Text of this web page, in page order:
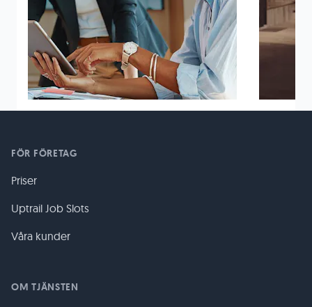
FÖR FÖRETAG
Priser
Uptrail Job Slots
Våra kunder
OM TJÄNSTEN